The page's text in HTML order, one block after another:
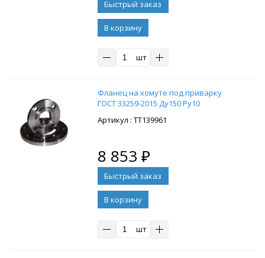
В корзину
шт
Фланец на хомуте под приварку
ГОСТ 33259-2015 Ду150 Ру10
: ТТ139961
8 853 ₽
В корзину
шт